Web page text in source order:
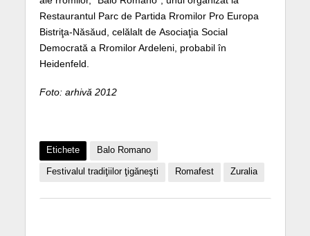
Restaurantul Parc de Partida Rromilor Pro Europa
Bistriţa-Năsăud, celălalt de Asociaţia Social
Democrată a Rromilor Ardeleni, probabil în
Heidenfeld.
Foto: arhivă 2012
Etichete Balo Romano
Festivalul tradiţiilor ţigăneşti Romafest Zuralia